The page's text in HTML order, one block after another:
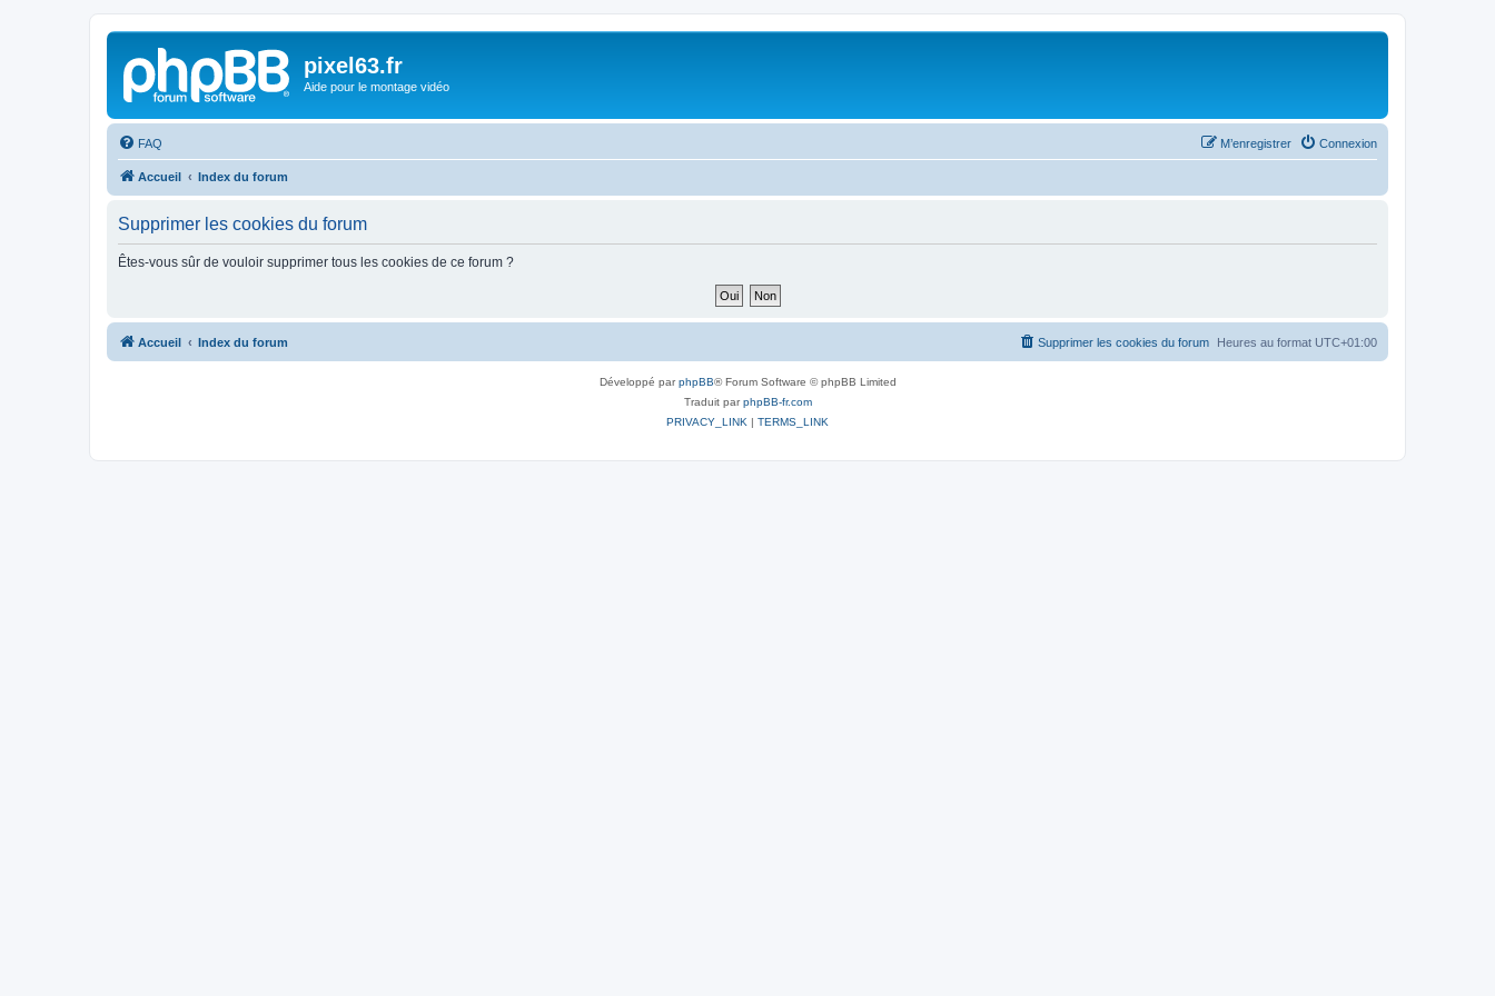
pixel63.fr
Aide pour le montage vidéo
FAQ Connexion
M’enregistrer
Accueil Index du forum
Supprimer les cookies du forum
Êtes-vous sûr de vouloir supprimer tous les cookies de ce forum ?
Accueil Index du forum Heures au format UTC+01:00
Supprimer les cookies du forum
Développé parphpBB® Forum Software © phpBB Limited
Traduit parphpBB-fr.com
PRIVACY_LINK | TERMS_LINK